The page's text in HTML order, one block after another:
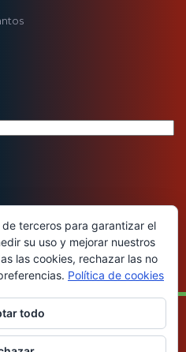
derechos reservados
terceros para garantizar el
su uso y mejorar nuestros
las cookies, rechazar las no
Política de cookies
todo